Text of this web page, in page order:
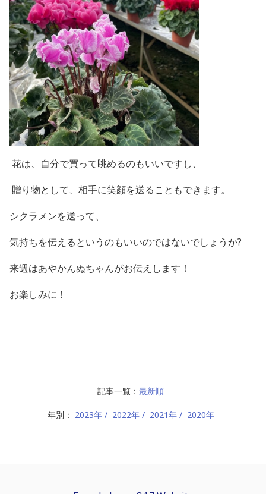
花は、自分で買って眺めるのもいいですし、
贈り物として、相手に笑顔を送ることもできます。
シクラメンを送って、
気持ちを伝えるというのもいいのではないでしょうか?
来週はあやかんぬちゃんがお伝えします！
お楽しみに！
記事一覧： 最新順
年別： 2023年 2022年 2021年 2020年